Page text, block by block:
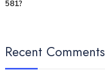
581?
Recent Comments